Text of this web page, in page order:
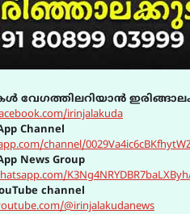
വേഗത്തിലറിയാൻ
irinjalakuda
Channel
channel/
News Group
channel
@irinjalakudanews